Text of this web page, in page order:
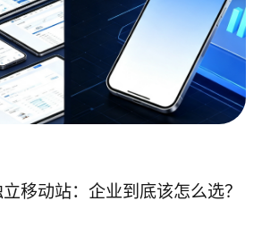
移动站：企业到底该怎么选？